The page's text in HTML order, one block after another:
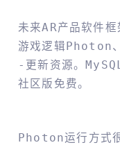
未来AR产品软件
游戏逻辑Photon
-更新资源。
社区版免费。
Photon运行方式